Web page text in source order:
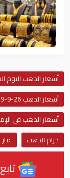
أسعار الذهب اليوم الخميس 26-9-2019 في الإمارات
أسعار الذهب 26-9-2019 في الإمارات العربية المتحدة
أسعار الذهب في
جرام الذهب
عيار 24